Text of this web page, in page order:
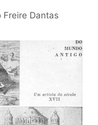
Freire Dantas